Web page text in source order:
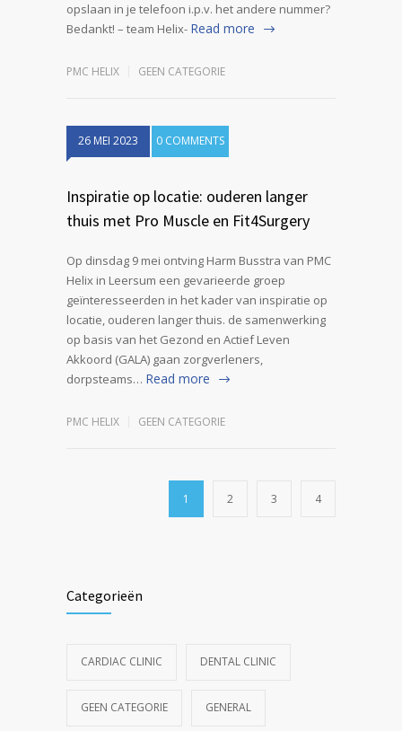
opslaan in je telefoon i.p.v. het andere nummer?
Bedankt! – team Helix- Read more
PMC HELIX GEEN CATEGORIE
26 MEI 2023 0 COMMENTS
Inspiratie op locatie: ouderen langer
thuis met Pro Muscle en Fit4Surgery
Op dinsdag 9 mei ontving Harm Busstra van PMC
Helix in Leersum een gevarieerde groep
geïnteresseerden in het kader van inspiratie op
locatie, ouderen langer thuis. de samenwerking
op basis van het Gezond en Actief Leven
Akkoord (GALA) gaan zorgverleners,
dorpsteams… Read more
PMC HELIX GEEN CATEGORIE
1 2 3 4
Categorieën
CARDIAC CLINIC DENTAL CLINIC
GEEN CATEGORIE GENERAL